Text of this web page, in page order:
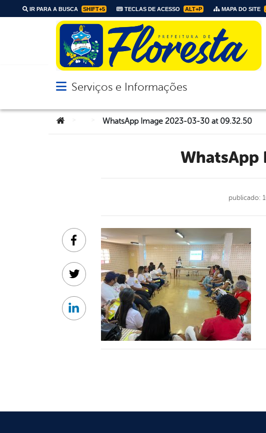
IR PARA A BUSCA SHIFT+5 TECLAS DE ACESSO ALT+P MAPA DO SITE
Abrir menu principal de navegação
Serviços e Informações
Você está aqui:WhatsApp Image 2023-03-30 at 09.32.50
publicado:
Facebook
Twitter
Linkedin